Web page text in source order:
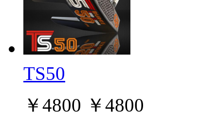
TS50
￥4800 ￥4800